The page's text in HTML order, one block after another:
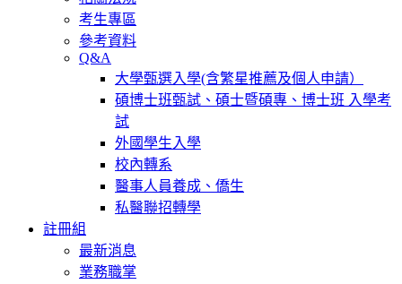
考生專區
參考資料
Q&A
大學甄選入學(含繁星推薦及個人申請）
碩博士班甄試、碩士暨碩專、博士班 入學考
試
外國學生入學
校內轉系
醫事人員養成、僑生
私醫聯招轉學
註冊組
最新消息
業務職掌